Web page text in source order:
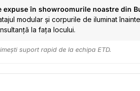
expuse în showroomurile noastre din
modular și corpurile de iluminat
la fața locului.
suport rapid de la echipa ETD.